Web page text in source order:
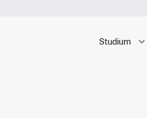
Studium